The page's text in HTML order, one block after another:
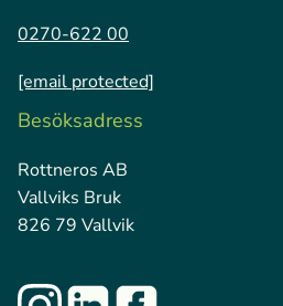
0270-622 00
[email protected]
Besöksadress
Rottneros AB
Vallviks Bruk
826 79 Vallvik